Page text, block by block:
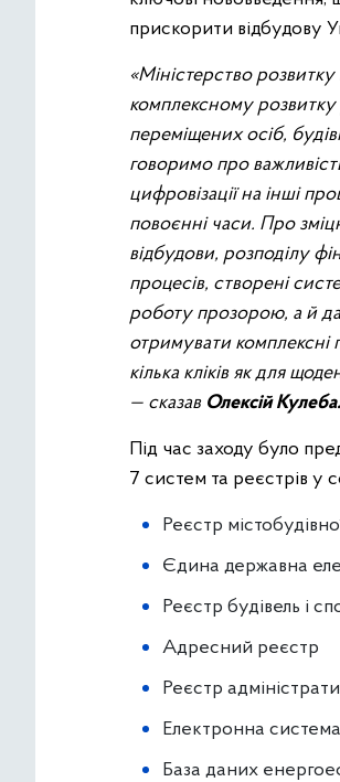
прискорити відбудову
«Міністерство
комплексному розвитку
переміщених осіб,
говоримо про
цифровізації на інші
повоєнні часи. Про
відбудови, розподілу
процесів, створені
роботу прозорою, а й
отримувати комплексні
кілька кліків як для
— сказав Олексій Кулеба.
Під час заходу було
7 систем та реєстрів у
Реєстр
Єдина державна
Реєстр будівель і
Адресний реєстр
Реєстр
Електронна
База даних